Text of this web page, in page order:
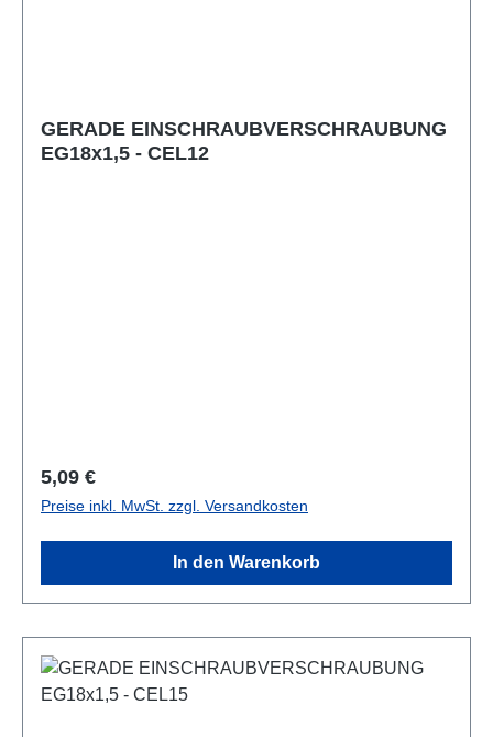
GERADE EINSCHRAUBVERSCHRAUBUNG
EG18x1,5 - CEL12
Regulärer Preis:
5,09 €
Preise inkl. MwSt. zzgl. Versandkosten
In den Warenkorb